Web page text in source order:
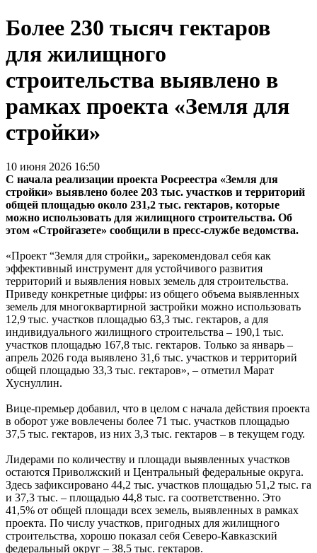
Более 230 тысяч гектаров
для жилищного
строительства выявлено в
рамках проекта «Земля для
стройки»
10 июня 2026 16:50
С начала реализации проекта Росреестра «Земля для
стройки» выявлено более 203 тыс. участков и территорий
общей площадью около 231,2 тыс. гектаров, которые
можно использовать для жилищного строительства. Об
этом «Стройгазете» сообщили в пресс-службе ведомства.
«Проект “Земля для стройки„ зарекомендовал себя как
эффективный инструмент для устойчивого развития
территорий и выявления новых земель для строительства.
Приведу конкретные цифры: из общего объема выявленных
земель для многоквартирной застройки можно использовать
12,9 тыс. участков площадью 63,3 тыс. гектаров, а для
индивидуального жилищного строительства – 190,1 тыс.
участков площадью 167,8 тыс. гектаров. Только за январь –
апрель 2026 года выявлено 31,6 тыс. участков и территорий
общей площадью 33,3 тыс. гектаров», – отметил Марат
Хуснуллин.
Вице-премьер добавил, что в целом с начала действия проекта
в оборот уже вовлечены более 71 тыс. участков площадью
37,5 тыс. гектаров, из них 3,3 тыс. гектаров – в текущем году.
Лидерами по количеству и площади выявленных участков
остаются Приволжский и Центральный федеральные округа.
Здесь зафиксировано 44,2 тыс. участков площадью 51,2 тыс. га
и 37,3 тыс. – площадью 44,8 тыс. га соответственно. Это
41,5% от общей площади всех земель, выявленных в рамках
проекта. По числу участков, пригодных для жилищного
строительства, хорошо показал себя Северо-Кавказский
федеральный округ – 38,5 тыс. гектаров.